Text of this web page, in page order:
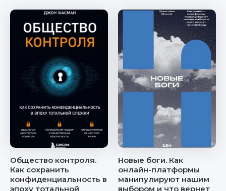
Общество контроля.
Как сохранить
конфиденциальность в
эпоху тотальной
Новые боги. Как
онлайн-платформы
манипулируют нашим
выбором и что вернет